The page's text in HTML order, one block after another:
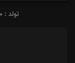
تولد : 1332/11/10